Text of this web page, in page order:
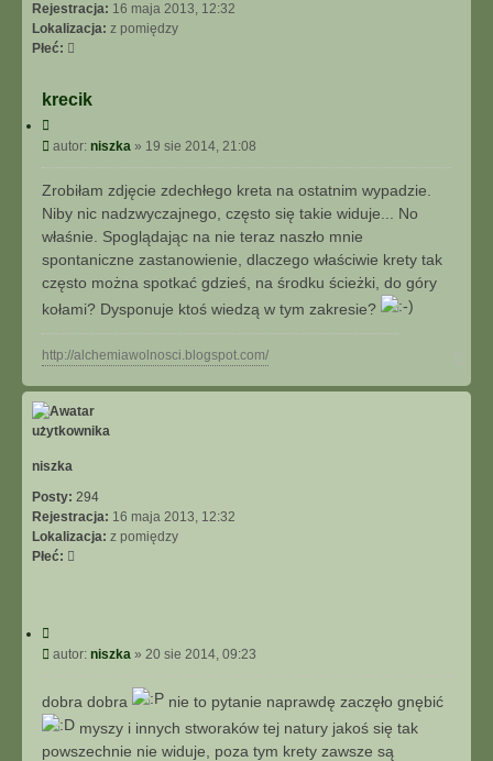
N
I
A
N
S
W
A
N
E
Rejestracja: 16 maja 2013, 12:32
Lokalizacja: z pomiędzy
Płeć:
krecik
y
j
P
o
s
autor: niszka » 19 sie 2014, 21:08
Zrobiłam zdjęcie zdechłego kreta na ostatnim wypadzie.
Niby nic nadzwyczajnego, często się takie widuje... No
właśnie. Spoglądając na nie teraz naszło mnie
spontaniczne zastanowienie, dlaczego właściwie krety tak
często można spotkać gdzieś, na środku ścieżki, do góry
kołami? Dysponuje ktoś wiedzą w tym zakresie?
http://alchemiawolnosci.blogspot.com/
g
niszka
Posty: 294
Rejestracja: 16 maja 2013, 12:32
Lokalizacja: z pomiędzy
Płeć:
y
j
P
t
autor: niszka » 20 sie 2014, 09:23
dobra dobra
nie to pytanie naprawdę zaczęło gnębić
myszy i innych stworaków tej natury jakoś się tak
powszechnie nie widuje, poza tym krety zawsze są